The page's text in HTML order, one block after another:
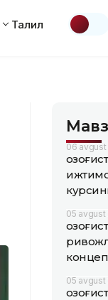
Таҳлил
06 avgust
05 avgust
05 avgust